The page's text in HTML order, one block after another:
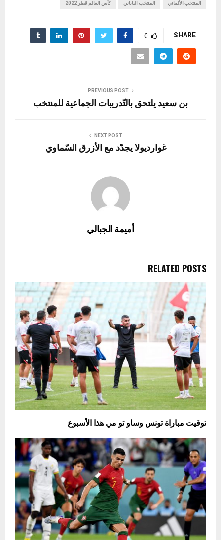
المنتخب الألماني المنتخب الياباني كأس العالم قطر 2022
SHARE
0
PREVIOUS POST
بن سعيد يلتحق بالتّدريبات الجماعية للمنتخب
NEXT POST
غوارديولا يجدّد مع الأزرق السّماوي
أميمة الجبالي
RELATED POSTS
توقيت مباراة تونس وساو تو مي هذا الأسبوع